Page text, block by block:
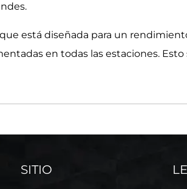
está diseñada para un
en todas las estaciones.
SITIO